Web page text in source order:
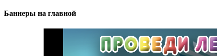
Баннеры на главной